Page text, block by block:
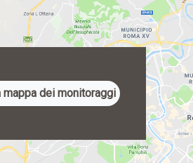
mappa dei monitoraggi